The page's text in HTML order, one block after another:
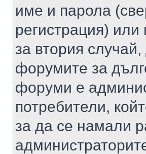
име и парола
регистрация) или
за втория
форумите за
форуми е
потребители,
за да се намали